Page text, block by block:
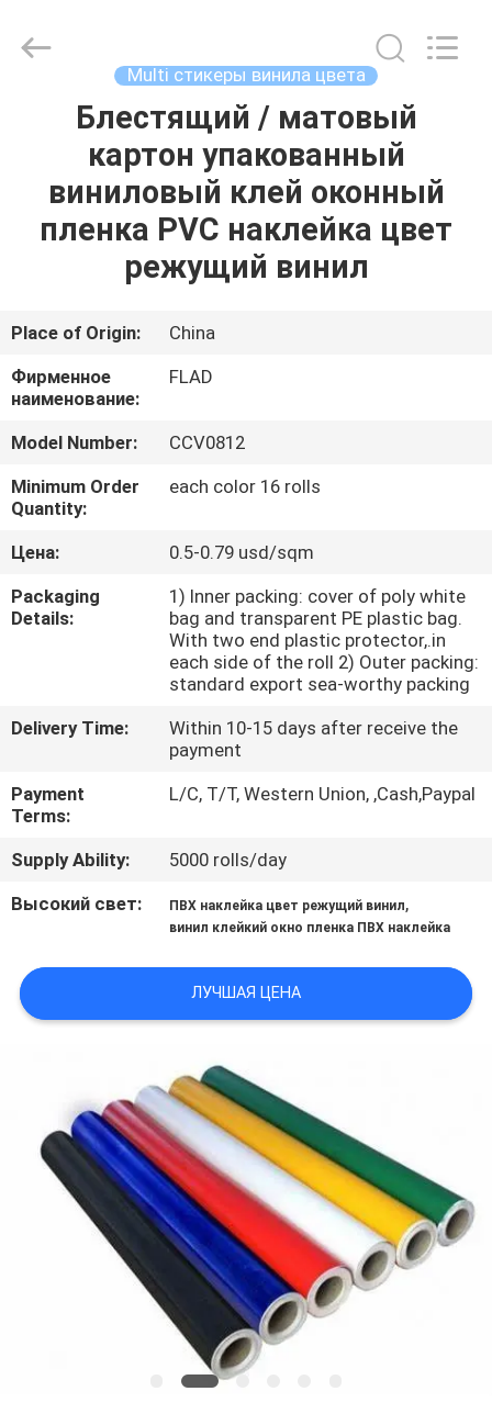
ДОМОЙ
ПРОДУКТЫ
ЭКСКУРСИЯ
ПО
ЗАВОДУ
КОНТРОЛЬ
КАЧЕСТВА
СВЯЖИТЕСЬ
ЗАПРОСИТЕ
ЦИТАТУ
КАРТА
САЙТА
PRIVACY
POLICY
Material
Co.,Ltd.
Multi стикеры винила цвета
Блестящий / матовый
картон упакованный
виниловый клей оконный
пленка PVC наклейка цвет
режущий винил
Place of Origin:
China
Фирменное
наименование:
FLAD
Model Number:
CCV0812
Minimum Order
Quantity:
each color 16 rolls
Цена:
0.5-0.79 usd/sqm
Packaging
Details:
1) Inner packing: cover of poly white
bag and transparent PE plastic bag.
With two end plastic protector,.in
each side of the roll 2) Outer packing:
standard export sea-worthy packing
Delivery Time:
Within 10-15 days after receive the
payment
Payment
Terms:
L/C, T/T, Western Union, ,Cash,Paypal
Supply Ability:
5000 rolls/day
Высокий свет:
ПВХ наклейка цвет режущий винил,
винил клейкий окно пленка ПВХ наклейка
ЛУЧШАЯ ЦЕНА